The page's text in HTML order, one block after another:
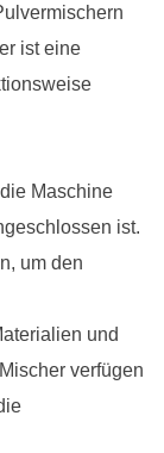
ist eine
Maschine
ist.
um den
und
verfügen